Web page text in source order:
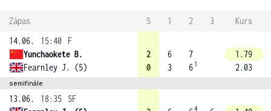
Zápas S 1 2 3
Kurs
14.06.
15:40
F
Yunchaokete B.
Fearnley J. (5)
2
0
6
3
7
6 1
1.79
2.03
semifinále
13.06. 18:35
SF
4